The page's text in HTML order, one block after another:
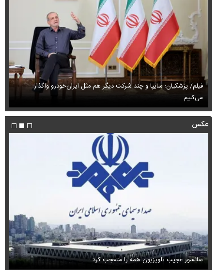
فیلم/ پزشکیان: سایپا و چند شرکت دیگر هم مثل ایران‌خودرو واگذار
می‌کنیم
عکس
سانسور عجیب تلویزیون همه را متعجب کرد